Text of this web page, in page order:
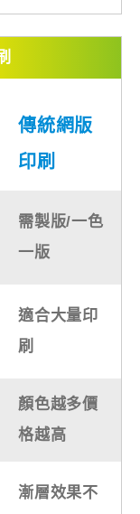
傳統網版
印刷
需製版/一色
一版
適合大量印
刷
顏色越多價
格越高
漸層效果不